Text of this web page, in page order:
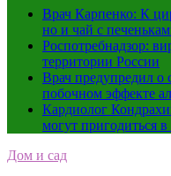
Врач Карпенко: К
но и чай с
Роспотребнадзор:
территории России
Врач предупредил о
побочном эффекте
Кардиолог
могут пригодиться
Дом и сад